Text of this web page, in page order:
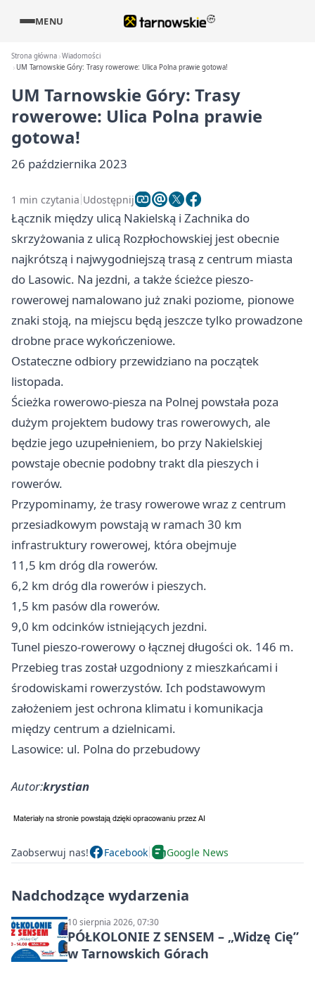
MENU
Strona główna Wiadomości
UM Tarnowskie Góry: Trasy rowerowe: Ulica Polna prawie gotowa!
UM Tarnowskie Góry: Trasy
rowerowe: Ulica Polna prawie
gotowa!
26 października 2023
1 min czytania Udostępnij
Łącznik między ulicą Nakielską i Zachnika do
skrzyżowania z ulicą Rozpłochowskiej jest obecnie
najkrótszą i najwygodniejszą trasą z centrum miasta
do Lasowic. Na jezdni, a także ścieżce pieszo-
rowerowej namalowano już znaki poziome, pionowe
znaki stoją, na miejscu będą jeszcze tylko prowadzone
drobne prace wykończeniowe.
Ostateczne odbiory przewidziano na początek
listopada.
Ścieżka rowerowo-piesza na Polnej powstała poza
dużym projektem budowy tras rowerowych, ale
będzie jego uzupełnieniem, bo przy Nakielskiej
powstaje obecnie podobny trakt dla pieszych i
rowerów.
Przypominamy, że trasy rowerowe wraz z centrum
przesiadkowym powstają w ramach 30 km
infrastruktury rowerowej, która obejmuje
11,5 km dróg dla rowerów.
6,2 km dróg dla rowerów i pieszych.
1,5 km pasów dla rowerów.
9,0 km odcinków istniejących jezdni.
Tunel pieszo-rowerowy o łącznej długości ok. 146 m.
Przebieg tras został uzgodniony z mieszkańcami i
środowiskami rowerzystów. Ich podstawowym
założeniem jest ochrona klimatu i komunikacja
między centrum a dzielnicami.
Lasowice: ul. Polna do przebudowy
Autor:krystian
Zaobserwuj nas! Facebook Google News
Nadchodzące wydarzenia
10 sierpnia 2026, 07:30
PÓŁKOLONIE Z SENSEM – „Widzę Cię”
w Tarnowskich Górach